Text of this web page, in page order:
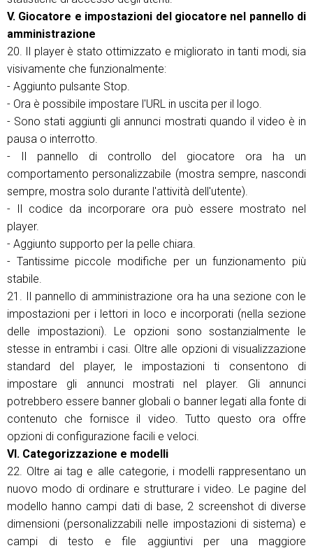
V. Giocatore e impostazioni del giocatore nel pannello di
amministrazione
20. Il player è stato ottimizzato e migliorato in tanti modi, sia
visivamente che funzionalmente:
- Aggiunto pulsante Stop.
- Ora è possibile impostare l'URL in uscita per il logo.
- Sono stati aggiunti gli annunci mostrati quando il video è in
pausa o interrotto.
- Il pannello di controllo del giocatore ora ha un
comportamento personalizzabile (mostra sempre, nascondi
sempre, mostra solo durante l'attività dell'utente).
- Il codice da incorporare ora può essere mostrato nel
player.
- Aggiunto supporto per la pelle chiara.
- Tantissime piccole modifiche per un funzionamento più
stabile.
21. Il pannello di amministrazione ora ha una sezione con le
impostazioni per i lettori in loco e incorporati (nella sezione
delle impostazioni). Le opzioni sono sostanzialmente le
stesse in entrambi i casi. Oltre alle opzioni di visualizzazione
standard del player, le impostazioni ti consentono di
impostare gli annunci mostrati nel player. Gli annunci
potrebbero essere banner globali o banner legati alla fonte di
contenuto che fornisce il video. Tutto questo ora offre
opzioni di configurazione facili e veloci.
VI. Categorizzazione e modelli
22. Oltre ai tag e alle categorie, i modelli rappresentano un
nuovo modo di ordinare e strutturare i video. Le pagine del
modello hanno campi dati di base, 2 screenshot di diverse
dimensioni (personalizzabili nelle impostazioni di sistema) e
campi di testo e file aggiuntivi per una maggiore